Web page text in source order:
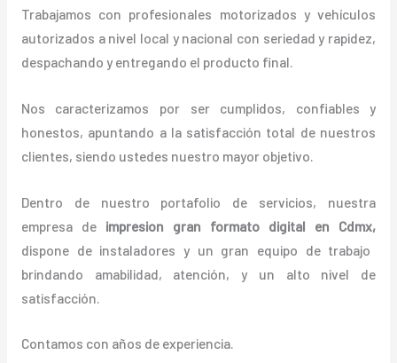
Trabajamos con profesionales motorizados y vehículos
autorizados a nivel local y nacional con seriedad y rapidez,
despachando y entregando el producto final.
Nos caracterizamos por ser cumplidos, confiables y
honestos, apuntando a la satisfacción total de nuestros
clientes, siendo ustedes nuestro mayor objetivo.
Dentro de nuestro portafolio de servicios, nuestra
empresa de impresion gran formato digital en Cdmx,
dispone de instaladores y un gran equipo de trabajo
brindando amabilidad, atención, y un alto nivel de
satisfacción.
Contamos con años de experiencia.